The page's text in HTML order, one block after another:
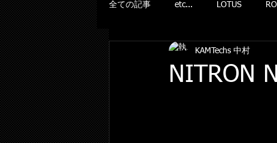
全ての記事 etc... LOTUS
NITRON
KAMTechs 中村